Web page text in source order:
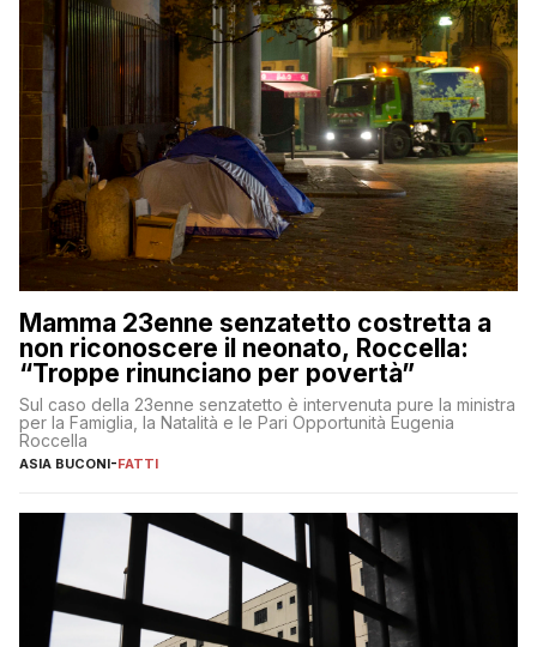
Mamma 23enne senzatetto costretta a
non riconoscere il neonato, Roccella:
“Troppe rinunciano per povertà”
Sul caso della 23enne senzatetto è intervenuta pure la ministra
per la Famiglia, la Natalità e le Pari Opportunità Eugenia
Roccella
ASIA BUCONI-FATTI